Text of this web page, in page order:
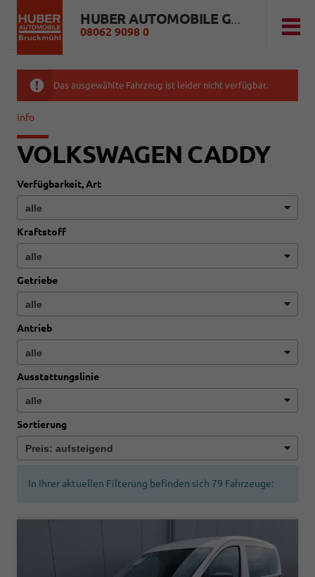
HUBER AUTOMOBILE GMBH
08062 9098 0
Das ausgewählte Fahrzeug ist leider nicht verfügbar.
info
VOLKSWAGEN CADDY
Verfügbarkeit, Art
Kraftstoff
Getriebe
Antrieb
Ausstattungslinie
Sortierung
In Ihrer aktuellen Filterung befinden sich 79 Fahrzeuge: